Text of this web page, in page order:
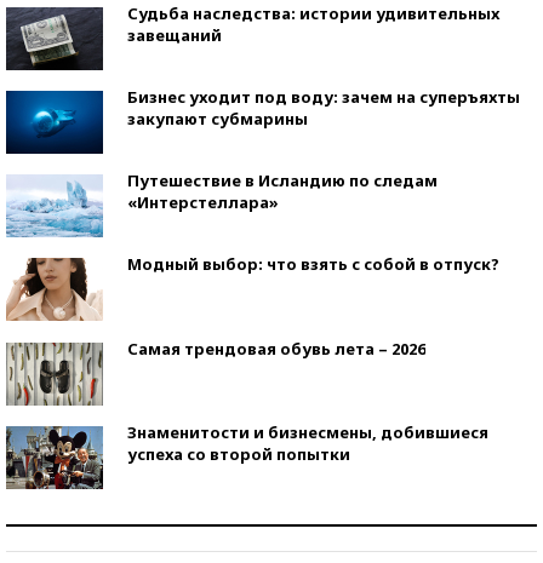
Судьба наследства: истории удивительных
завещаний
Бизнес уходит под воду: зачем на суперъяхты
закупают субмарины
Путешествие в Исландию по следам
«Интерстеллара»
Модный выбор: что взять с собой в отпуск?
Самая трендовая обувь лета – 2026
Знаменитости и бизнесмены, добившиеся
успеха со второй попытки